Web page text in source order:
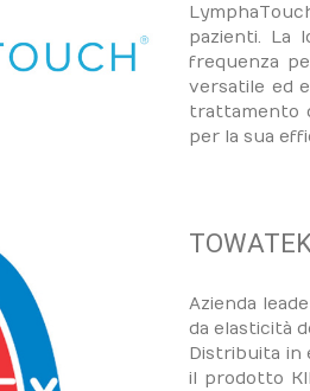
pazienti. La
frequenza
versatile ed
trattamento
per la sua
Azienda
da elasticità
Distribuita in
il prodotto